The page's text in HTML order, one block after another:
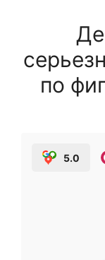
по
5.0